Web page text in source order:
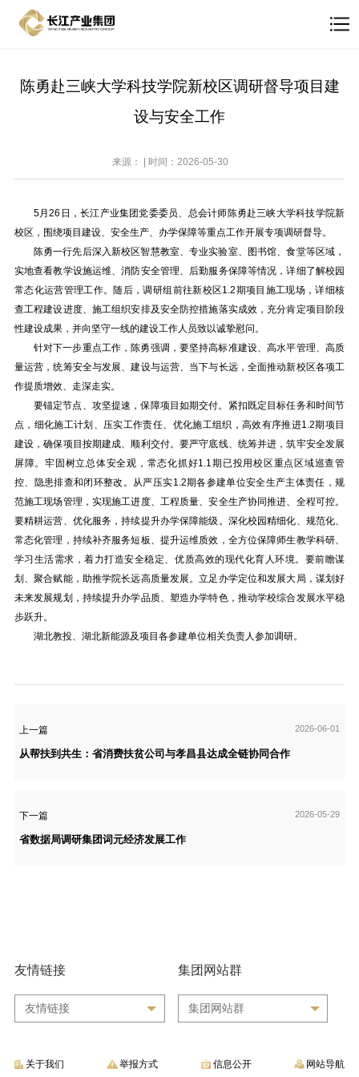
陈勇赴三峡大学科技学院新校区调研督导项目建
设与安全工作
来源： | 时间：2026-05-30
5月26日，长江产业集团党委委员、总会计师陈勇赴三峡大学科技学院新
校区，围绕项目建设、安全生产、办学保障等重点工作开展专项调研督导。
陈勇一行先后深入新校区智慧教室、专业实验室、图书馆、食堂等区域，
实地查看教学设施运维、消防安全管理、后勤服务保障等情况，详细了解校园
常态化运营管理工作。随后，调研组前往新校区1.2期项目施工现场，详细核
查工程建设进度、施工组织安排及安全防控措施落实成效，充分肯定项目阶段
性建设成果，并向坚守一线的建设工作人员致以诚挚慰问。
针对下一步重点工作，陈勇强调，要坚持高标准建设、高水平管理、高质
量运营，统筹安全与发展、建设与运营、当下与长远，全面推动新校区各项工
作提质增效、走深走实。
要锚定节点、攻坚提速，保障项目如期交付。紧扣既定目标任务和时间节
点，细化施工计划、压实工作责任、优化施工组织，高效有序推进1.2期项目
建设，确保项目按期建成、顺利交付。要严守底线、统筹并进，筑牢安全发展
屏障。牢固树立总体安全观，常态化抓好1.1期已投用校区重点区域巡查管
控、隐患排查和闭环整改。从严压实1.2期各参建单位安全生产主体责任，规
范施工现场管理，实现施工进度、工程质量、安全生产协同推进、全程可控。
要精耕运营、优化服务，持续提升办学保障能级。深化校园精细化、规范化、
常态化管理，持续补齐服务短板、提升运维质效，全方位保障师生教学科研、
学习生活需求，着力打造安全稳定、优质高效的现代化育人环境。要前瞻谋
划、聚合赋能，助推学院长远高质量发展。立足办学定位和发展大局，谋划好
未来发展规划，持续提升办学品质、塑造办学特色，推动学校综合发展水平稳
步跃升。
湖北教投、湖北新能源及项目各参建单位相关负责人参加调研。
上一篇 2026-06-01
从帮扶到共生：省消费扶贫公司与孝昌县达成全链协同合作
下一篇 2026-05-29
省数据局调研集团词元经济发展工作
友情链接
友情链接
集团网站群
集团网站群
关于我们 举报方式 信息公开 网站导航